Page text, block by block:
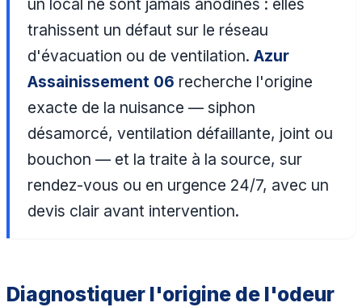
un local ne sont jamais anodines : elles
trahissent un défaut sur le réseau
d'évacuation ou de ventilation.Azur
Assainissement 06 recherche l'origine
exacte de la nuisance — siphon
désamorcé, ventilation défaillante, joint ou
bouchon — et la traite à la source, sur
rendez-vous ou en urgence 24/7, avec un
devis clair avant intervention.
Diagnostiquer l'origine de l'odeur